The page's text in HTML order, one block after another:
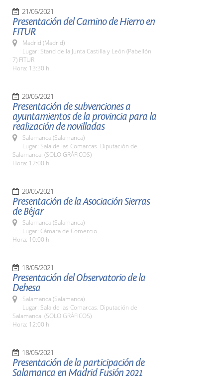
21/05/2021
Presentación del Camino de Hierro en
FITUR
Madrid (Madrid)
Lugar: Stand de la Junta Castilla y León (Pabellón
7) FITUR
Hora: 13:30 h.
20/05/2021
Presentación de subvenciones a
ayuntamientos de la provincia para la
realización de novilladas
Salamanca (Salamanca)
Lugar: Sala de las Comarcas. Diputación de
Salamanca. (SOLO GRÁFICOS)
Hora: 12:00 h.
20/05/2021
Presentación de la Asociación Sierras
de Béjar
Salamanca (Salamanca)
Lugar: Cámara de Comercio
Hora: 10:00 h.
18/05/2021
Presentación del Observatorio de la
Dehesa
Salamanca (Salamanca)
Lugar: Sala de las Comarcas. Diputación de
Salamanca. (SOLO GRÁFICOS)
Hora: 12:00 h.
18/05/2021
Presentación de la participación de
Salamanca en Madrid Fusión 2021